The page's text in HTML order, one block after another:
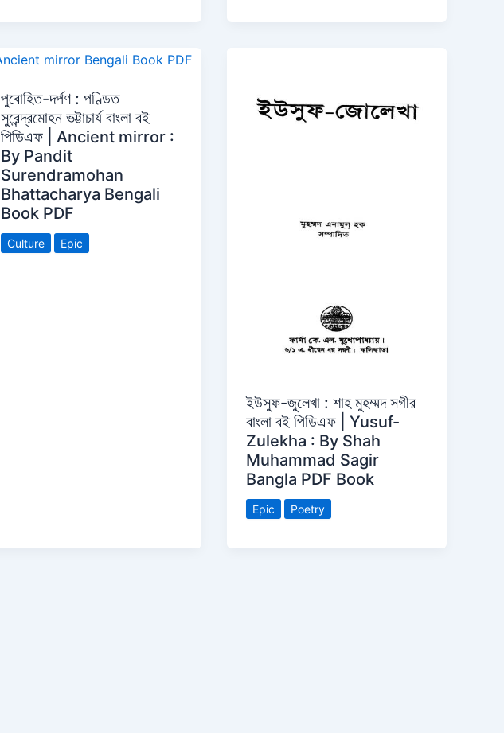
পুবোহিত-দর্পণ : পণ্ডিত
সুরেন্দ্রমোহন ভট্টাচার্য বাংলা বই
পিডিএফ | Ancient mirror :
By Pandit
Surendramohan
Bhattacharya Bengali
Book PDF
Culture Epic
​ইউসুফ-জুলেখা : শাহ মুহম্মদ সগীর
বাংলা বই পিডিএফ | Yusuf-
Zulekha : By Shah
Muhammad Sagir
Bangla PDF Book​
Epic Poetry